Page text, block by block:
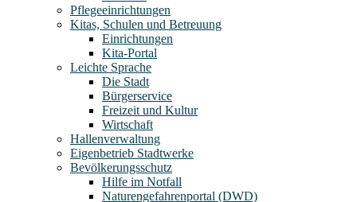
Pflegeeinrichtungen
Kitas, Schulen und Betreuung
Einrichtungen
Kita-Portal
Leichte Sprache
Die Stadt
Bürgerservice
Freizeit und Kultur
Wirtschaft
Hallenverwaltung
Eigenbetrieb Stadtwerke
Bevölkerungsschutz
Hilfe im Notfall
Naturengefahrenportal (DWD)